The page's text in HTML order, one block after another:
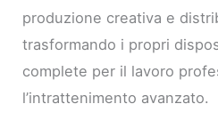
produzione creativa e
trasformando i propri
complete per il lavoro
l’intrattenimento avanzato.